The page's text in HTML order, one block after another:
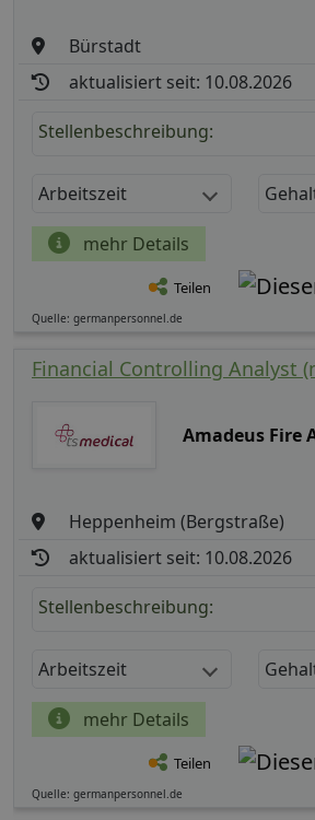
Bürstadt
aktualisiert seit: 10.08.2026
Stellenbeschreibung:
Arbeitszeit
mehr Details
Teilen
Quelle: germanpersonnel.de
Financial Controlling Analyst
Amadeus Fire
Heppenheim (Bergstraße)
aktualisiert seit: 10.08.2026
Stellenbeschreibung:
Arbeitszeit
mehr Details
Teilen
Quelle: germanpersonnel.de